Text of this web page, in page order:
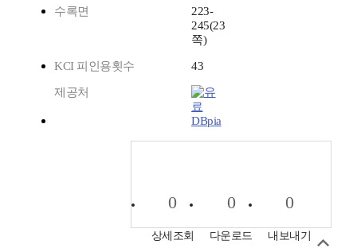
수록면
223-
245(23
쪽)
KCI 피인용횟수 43
제공처
DBpia
0
상세조회
0
다운로드
0
내보내기